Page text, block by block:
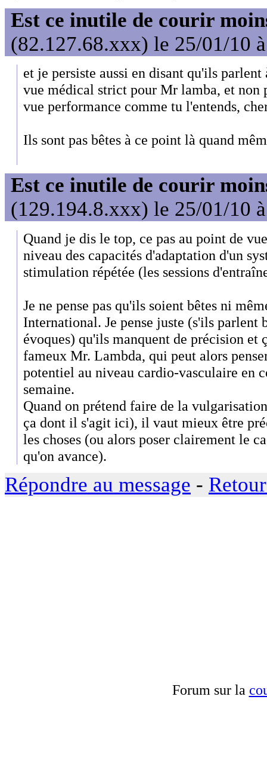
Est ce inutile de courir
(82.127.68.xxx) le 25/01/10
et je persiste aussi en disant qu'ils
vue médical strict pour Mr lamba, et non
vue performance comme tu l'entends,
Ils sont pas bêtes à ce point là quand
Est ce inutile de courir
(129.194.8.xxx) le 25/01/10
Quand je dis le top, ce pas au point de
niveau des capacités d'adaptation d'un
stimulation répétée (les sessions
Je ne pense pas qu'ils soient bêtes ni
International. Je pense juste (s'ils parlent
évoques) qu'ils manquent de précision et
fameux Mr. Lambda, qui peut alors
potentiel au niveau cardio-vasculaire en
semaine.
Quand on prétend faire de la
ça dont il s'agit ici), il vaut mieux être
les choses (ou alors poser clairement le
qu'on avance).
Répondre au message -
Forum sur la